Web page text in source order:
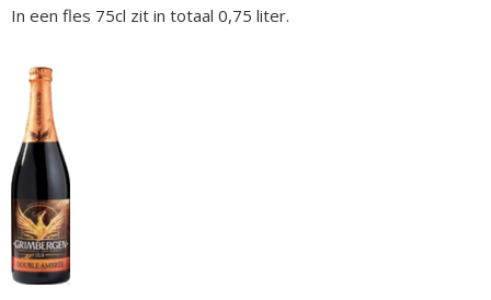
In een fles 75cl zit in totaal 0,75 liter.